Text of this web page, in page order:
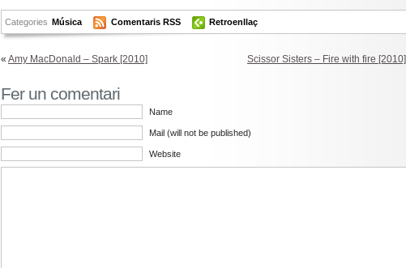
Categories Música Comentaris RSS Retroenllaç
« Amy MacDonald – Spark [2010] Scissor Sisters – Fire with fire [2010]
Fer un comentari
Name
Mail (will not be published)
Website